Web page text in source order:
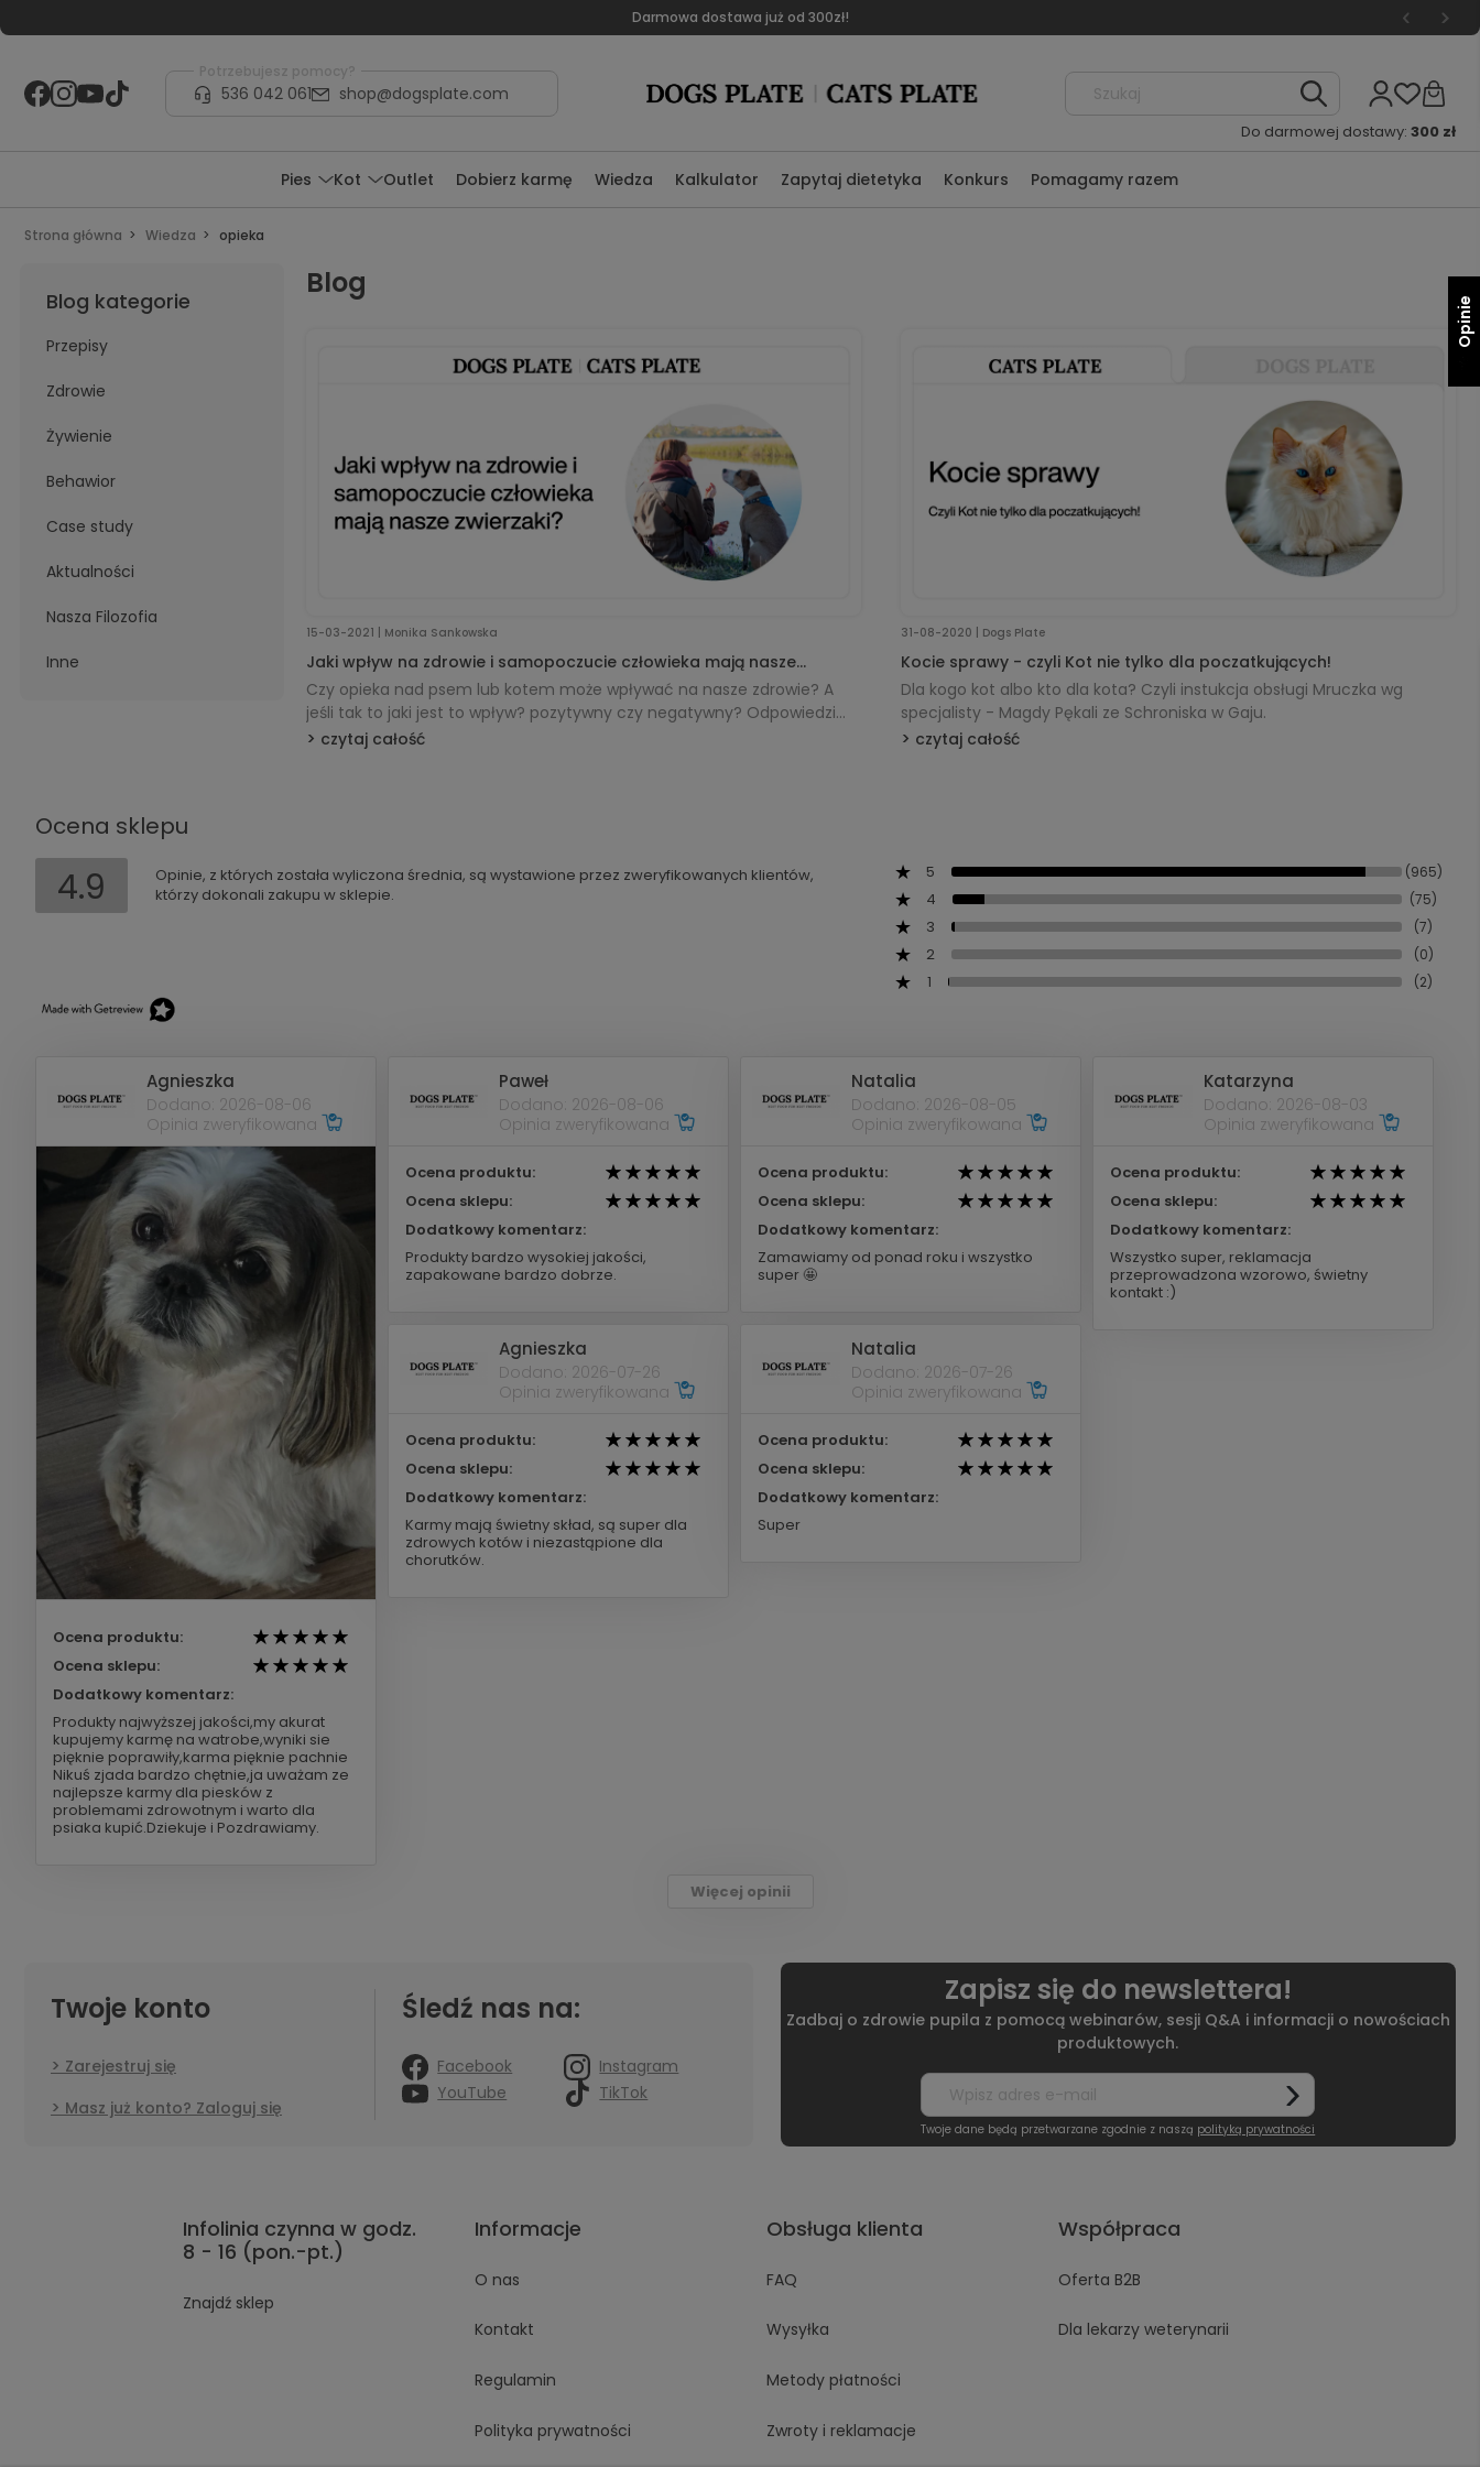
Darmowa dostawa już od 300zł!
Potrzebujesz pomocy?
536 042 061 shop@dogsplate.com
Do darmowej dostawy: 300 zł
Pies Kot Outlet Dobierz karmę Wiedza Kalkulator Zapytaj dietetyka Konkurs Pomagamy razem
Strona główna Wiedza opieka
Blog kategorie
Przepisy
Zdrowie
Żywienie
Behawior
Case study
Aktualności
Nasza Filozofia
Inne
Blog
15-03-2021 | Monika Sankowska
Jaki wpływ na zdrowie i samopoczucie człowieka mają nasze
zwierzaki?
Czy opieka nad psem lub kotem może wpływać na nasze zdrowie? A
jeśli tak to jaki jest to wpływ? pozytywny czy negatywny? Odpowiedzi
znajdziecie poniżej.
czytaj całość
31-08-2020 | Dogs Plate
Kocie sprawy - czyli Kot nie tylko dla poczatkujących!
Dla kogo kot albo kto dla kota? Czyli instukcja obsługi Mruczka wg
specjalisty - Magdy Pękali ze Schroniska w Gaju.
czytaj całość
Ocena sklepu
4.9
Opinie, z których została wyliczona średnia, są wystawione przez zweryfikowanych klientów,
którzy dokonali zakupu w sklepie.
5 (965)
4 (75)
3 (7)
2 (0)
1 (2)
Agnieszka
Dodano: 2026-08-06
Opinia zweryfikowana
Ocena produktu:
Ocena sklepu:
Dodatkowy komentarz:
Produkty najwyższej jakości,my akurat
kupujemy karmę na watrobe,wyniki sie
pięknie poprawiły,karma pięknie pachnie
Nikuś zjada bardzo chętnie,ja uważam ze
najlepsze karmy dla piesków z
problemami zdrowotnym i warto dla
psiaka kupić.Dziekuje i Pozdrawiamy.
Paweł
Dodano: 2026-08-06
Opinia zweryfikowana
Ocena produktu:
Ocena sklepu:
Dodatkowy komentarz:
Produkty bardzo wysokiej jakości,
zapakowane bardzo dobrze.
Natalia
Dodano: 2026-08-05
Opinia zweryfikowana
Ocena produktu:
Ocena sklepu:
Dodatkowy komentarz:
Zamawiamy od ponad roku i wszystko
super 🤩
Katarzyna
Dodano: 2026-08-03
Opinia zweryfikowana
Ocena produktu:
Ocena sklepu:
Dodatkowy komentarz:
Wszystko super, reklamacja
przeprowadzona wzorowo, świetny
kontakt :)
Agnieszka
Dodano: 2026-07-26
Opinia zweryfikowana
Ocena produktu:
Ocena sklepu:
Dodatkowy komentarz:
Karmy mają świetny skład, są super dla
zdrowych kotów i niezastąpione dla
chorutków.
Natalia
Dodano: 2026-07-26
Opinia zweryfikowana
Ocena produktu:
Ocena sklepu:
Dodatkowy komentarz:
Super
Więcej opinii
Twoje konto
Zarejestruj się
Masz już konto? Zaloguj się
Śledź nas na:
Facebook
Instagram
YouTube
TikTok
Zapisz się do newslettera!
Zadbaj o zdrowie pupila z pomocą webinarów, sesji Q&A i informacji o nowościach
produktowych.
Twoje dane będą przetwarzane zgodnie z naszą polityką prywatności
Infolinia czynna w godz.
8 - 16 (pon.-pt.)
Znajdź sklep
Informacje
O nas
Kontakt
Regulamin
Polityka prywatności
Obsługa klienta
FAQ
Wysyłka
Metody płatności
Zwroty i reklamacje
Współpraca
Oferta B2B
Dla lekarzy weterynarii
Opinie